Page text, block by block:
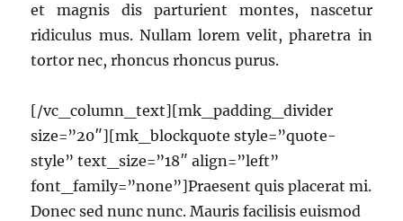
et magnis dis parturient montes, nascetur
ridiculus mus. Nullam lorem velit, pharetra in
tortor nec, rhoncus rhoncus purus.
[/vc_column_text][mk_padding_divider
size=”20″][mk_blockquote style=”quote-
style” text_size=”18″ align=”left”
font_family=”none”]Praesent quis placerat mi.
Donec sed nunc nunc. Mauris facilisis euismod